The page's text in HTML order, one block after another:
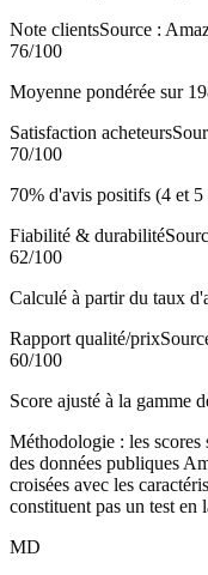
Note clientsSource :
76/100
Moyenne pondérée sur
Satisfaction acheteurs
70/100
70% d'avis positifs (4 et 5
Fiabilité & durabilité
62/100
Calculé à partir du taux
Rapport qualité/prix
60/100
Score ajusté à la gamme
Méthodologie : les
des données publiques
croisées avec les
constituent pas un test en
MD